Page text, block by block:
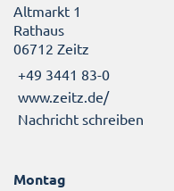
Altmarkt 1
Rathaus
06712 Zeitz
+49 3441 83-0
www.zeitz.de/
Nachricht schreiben
Montag